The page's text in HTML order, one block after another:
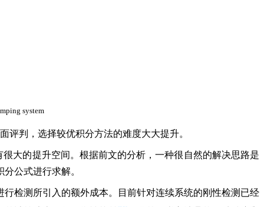
system
判，选择较优积分方法的难度大大提升。
大的提升空间。根据前文的分析，一种很自然的解决思路是
公式进行求解。
检测所引入的额外成本。目前针对连续系统的刚性检测已经